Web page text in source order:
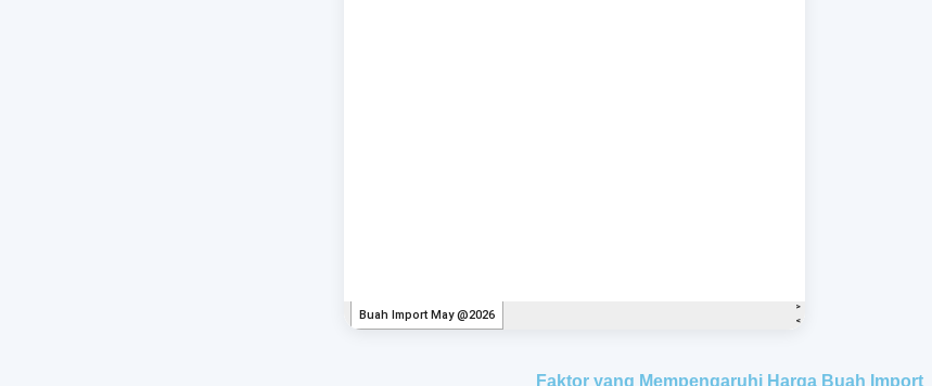
Faktor yang Mempengaruhi Harga Buah Import